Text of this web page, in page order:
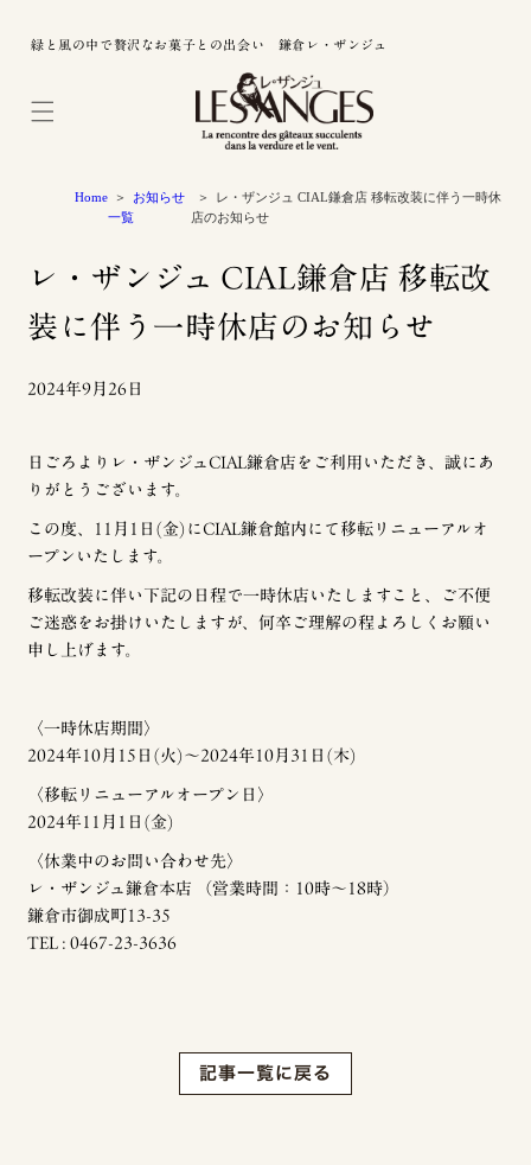
緑と風の中で贅沢なお菓子との出会い 鎌倉レ・ザンジュ
Home
お知らせ
一覧
レ・ザンジュ CIAL鎌倉店 移転改装に伴う一時休
店のお知らせ
レ・ザンジュ CIAL鎌倉店 移転改
装に伴う一時休店のお知らせ
2024年9月26日
日ごろよりレ・ザンジュCIAL鎌倉店をご利用いただき、誠にあ
りがとうございます。
この度、11月1日(金)にCIAL鎌倉館内にて移転リニューアルオ
ープンいたします。
移転改装に伴い下記の日程で一時休店いたしますこと、ご不便
ご迷惑をお掛けいたしますが、何卒ご理解の程よろしくお願い
申し上げます。
〈一時休店期間〉
2024年10月15日(火)〜2024年10月31日(木)
〈移転リニューアルオープン日〉
2024年11月1日(金)
〈休業中のお問い合わせ先〉
レ・ザンジュ鎌倉本店 （営業時間：10時〜18時）
鎌倉市御成町13-35
TEL : 0467-23-3636
記事一覧に戻る